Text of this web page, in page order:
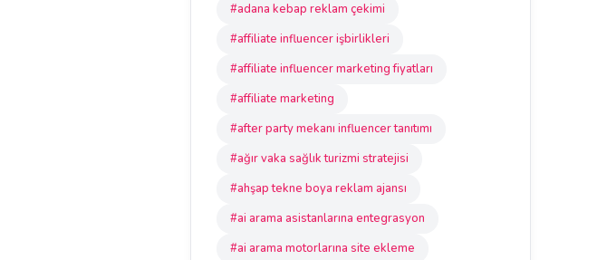
#adana kebap reklam çekimi
#affiliate influencer işbirlikleri
#affiliate influencer marketing fiyatları
#affiliate marketing
#after party mekanı influencer tanıtımı
#ağır vaka sağlık turizmi stratejisi
#ahşap tekne boya reklam ajansı
#ai arama asistanlarına entegrasyon
#ai arama motorlarına site ekleme